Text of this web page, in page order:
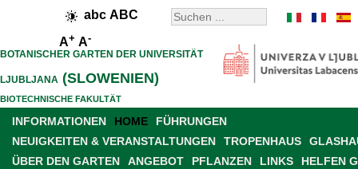
abc ABC
A+ A-
BOTANISCHER GARTEN DER UNIVERSITÄT
LJUBLJANA (SLOWENIEN)
BIOTECHNISCHE FAKULTÄT
INFORMATIONEN HOME
FÜHRUNGEN
NEUIGKEITEN & VERANSTALTUNGEN
TROPENHAUS
ÜBER DEN GARTEN
ANGEBOT PFLANZEN LINKS
HELFEN